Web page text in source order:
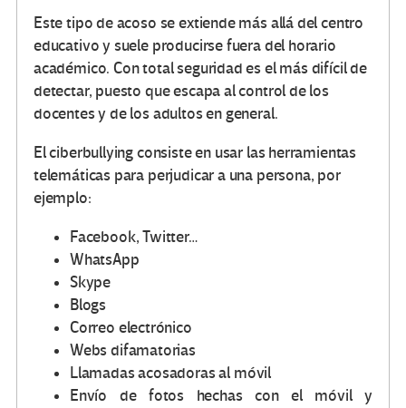
Este tipo de acoso se extiende más allá del centro
educativo y suele producirse fuera del horario
académico. Con total seguridad es el más difícil de
detectar, puesto que escapa al control de los
docentes y de los adultos en general.
El ciberbullying consiste en usar las herramientas
telemáticas para perjudicar a una persona, por
ejemplo:
Facebook, Twitter…
WhatsApp
Skype
Blogs
Correo electrónico
Webs difamatorias
Llamadas acosadoras al móvil
Envío de fotos hechas con el móvil y